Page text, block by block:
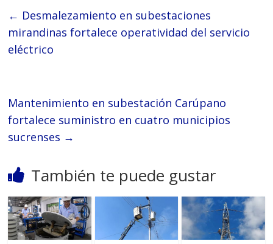
← Desmalezamiento en subestaciones
mirandinas fortalece operatividad del servicio
eléctrico
Mantenimiento en subestación Carúpano
fortalece suministro en cuatro municipios
sucrenses →
También te puede gustar